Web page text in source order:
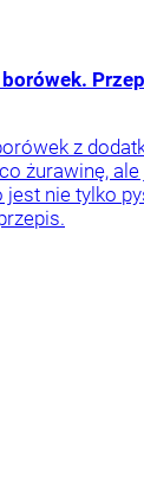
z
żurawinę,
nie tylko